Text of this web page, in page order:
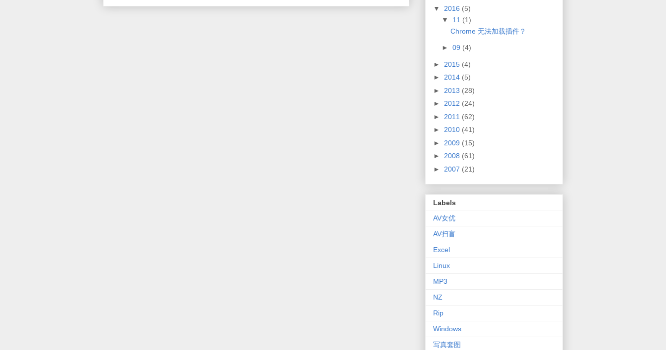
▼ 2016 (5)
▼ 11 (1)
Chrome 无法加载插件？
► 09 (4)
► 2015 (4)
► 2014 (5)
► 2013 (28)
► 2012 (24)
► 2011 (62)
► 2010 (41)
► 2009 (15)
► 2008 (61)
► 2007 (21)
Labels
AV女优
AV扫盲
Excel
Linux
MP3
NZ
Rip
Windows
写真套图